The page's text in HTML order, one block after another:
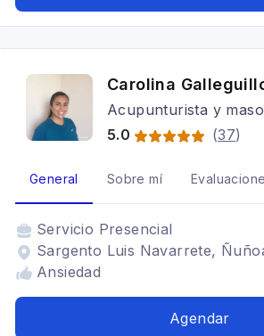
Carolina
Acupunturista y
5.0
(37)
General Sobre mí
Servicio Presencial
Sargento Luis Navarrete,
Ansiedad
Agendar